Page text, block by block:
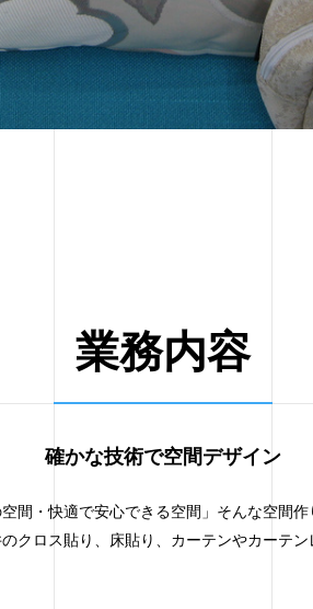
業務内容
確かな技術で空間デザイン
間・快適で安心できる空間」そんな空間作
クロス貼り、床貼り、カーテンやカーテン